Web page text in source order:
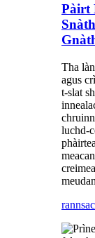
Pàirt
Tha
agus
t-slat
luchd-